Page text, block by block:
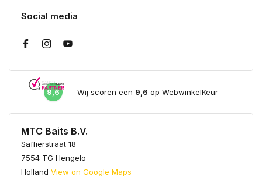
Social media
9,6 Wij scoren een 9,6 op WebwinkelKeur
MTC Baits B.V.
Saffierstraat 18
7554 TG Hengelo
Holland View on Google Maps